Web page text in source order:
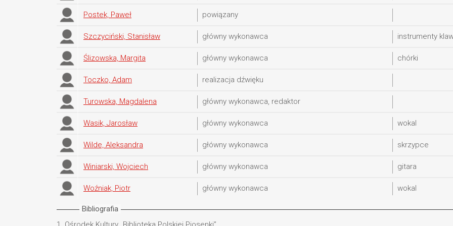
Postek, Paweł powiązany
Szczyciński, Stanisław główny wykonawca instrumenty
Ślizowska, Margita główny wykonawca chórki
Toczko, Adam realizacja dźwięku
Turowska, Magdalena główny wykonawca, redaktor
Wasik, Jarosław główny wykonawca wokal
Wilde, Aleksandra główny wykonawca skrzypce
Winiarski, Wojciech główny wykonawca gitara
Woźniak, Piotr główny wykonawca wokal
Bibliografia